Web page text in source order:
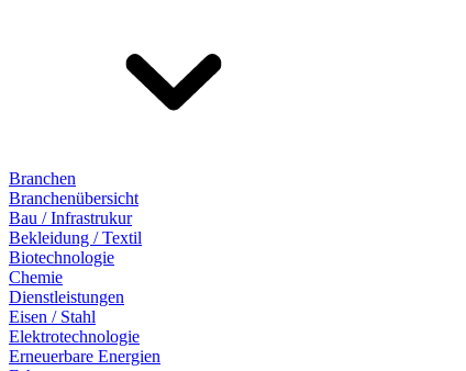
Branchen
Branchenübersicht
Bau / Infrastrukur
Bekleidung / Textil
Biotechnologie
Chemie
Dienstleistungen
Eisen / Stahl
Elektrotechnologie
Erneuerbare Energien